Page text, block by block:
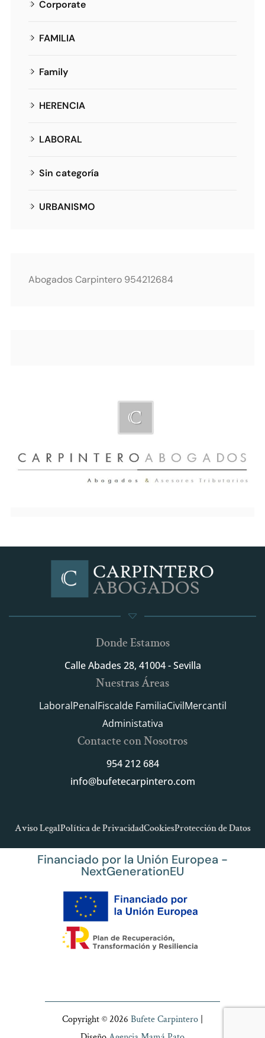
Corporate
FAMILIA
Family
HERENCIA
LABORAL
Sin categoría
URBANISMO
Abogados Carpintero 954212684
Donde Estamos
Calle Abades 28, 41004 - Sevilla
Nuestras Áreas
LaboralPenalFiscalde FamiliaCivilMercantil
Administativa
Contacte con Nosotros
954 212 684
info@bufetecarpintero.com
Aviso LegalPolítica de PrivacidadCookiesProtección de Datos
Financiado por la Unión Europea -
NextGenerationEU
Copyright © 2026 Bufete Carpintero |